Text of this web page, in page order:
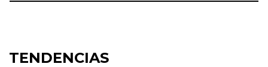
TENDENCIAS